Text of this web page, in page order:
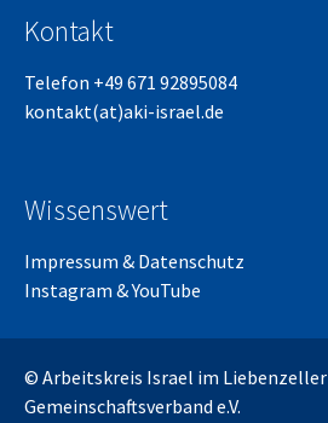
Kontakt
Telefon +49 671 92895084
kontakt(at)aki-israel.de
Wissenswert
Impressum & Datenschutz
Instagram &YouTube
© Arbeitskreis Israel im Liebenzeller
Gemeinschaftsverband e.V.